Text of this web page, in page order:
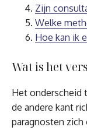
Zijn
Welke
Hoe kan ik
Wat is het
Het onderscheid
de andere kant
paragnosten